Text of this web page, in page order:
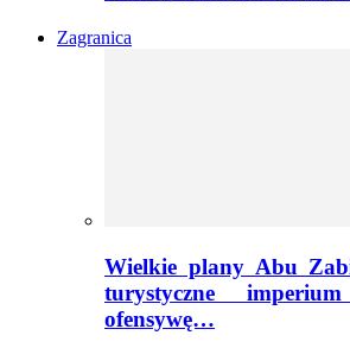
Zagranica
Wielkie plany Abu
turystyczne
ofensywę…